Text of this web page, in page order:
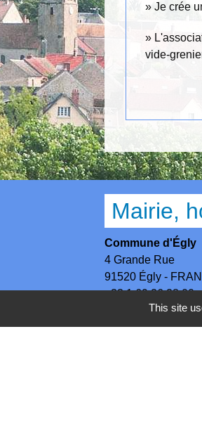
Je crée
vide-
Mairie,
Commune d'Égly
4 Grande Rue
91520 Égly -
+33 1 69 26 28 00
Contact par
This site